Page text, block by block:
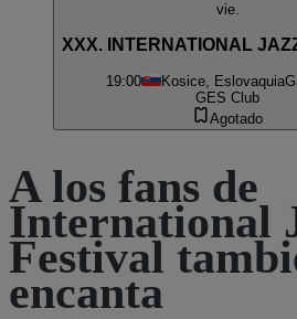
vie.
XXX. INTERNATIONAL
19:00 Kosice, Eslovaquia
GES Club
Agotado
A los fans de
International
Festival
encanta